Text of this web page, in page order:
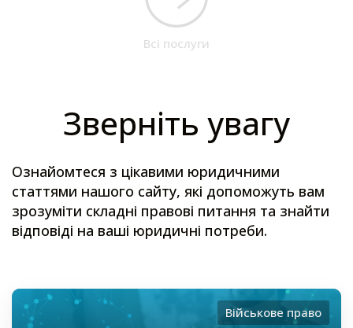
Всі послуги
Зверніть увагу
Ознайомтеся з цікавими юридичними
статтями нашого сайту, які допоможуть вам
зрозуміти складні правові питання та знайти
відповіді на ваші юридичні потреби.
Військове право